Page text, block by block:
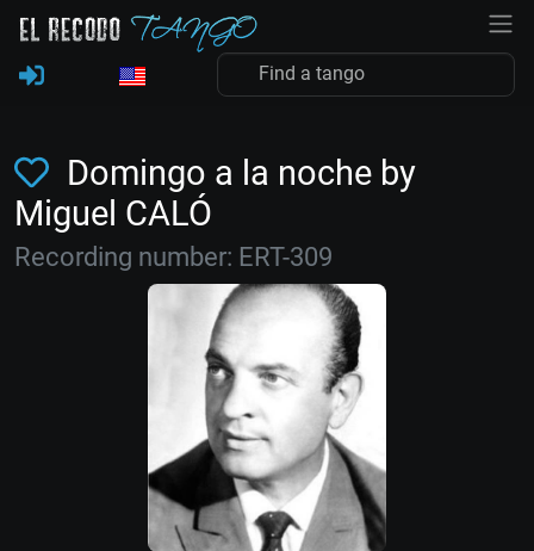
Domingo a la noche by
Miguel CALÓ
Recording number: ERT-309